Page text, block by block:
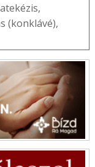
,
(konklávé),